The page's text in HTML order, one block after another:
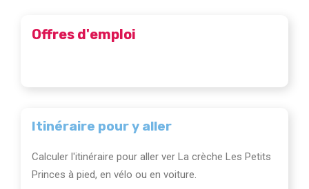
Offres d'emploi
Itinéraire pour y aller
Calculer l'itinéraire pour aller ver La crèche Les Petits
Princes à pied, en vélo ou en voiture.